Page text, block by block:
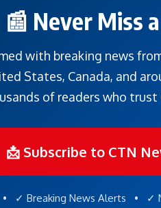
📰 Never Miss
with breaking news
States, Canada, and
of readers who trust
📩 Subscribe to CTN
• ✓ Breaking News Alerts • ✓